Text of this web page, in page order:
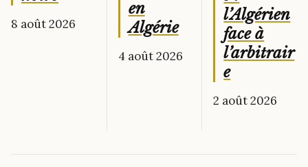
8 août 2026
en
Algérie
4 août 2026
l’Algérien
face à
l’arbitrair
e
2 août 2026